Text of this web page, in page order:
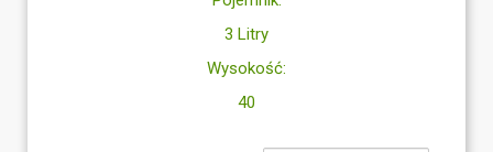
3 Litry
Wysokość:
40